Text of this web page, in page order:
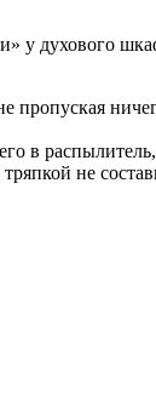
у духового
пропуская
в
не